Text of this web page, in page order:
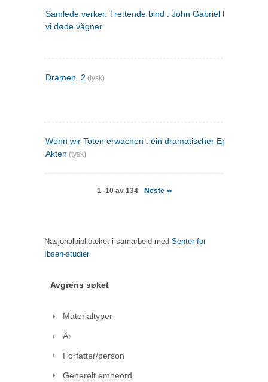
Samlede verker. Trettende bind : John Gabriel Borkman ;
vi døde vågner
Dramen. 2 (tysk)
Wenn wir Toten erwachen : ein dramatischer Epilog in drei
Akten (tysk)
1–10 av 134 Neste >>
Nasjonalbiblioteket i samarbeid med Senter for
Ibsen-studier
Avgrens søket
Materialtyper
År
Forfatter/person
Generelt emneord